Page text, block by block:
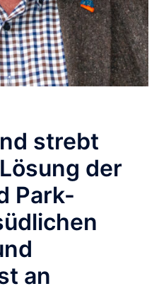
strebt
der
Park-
an